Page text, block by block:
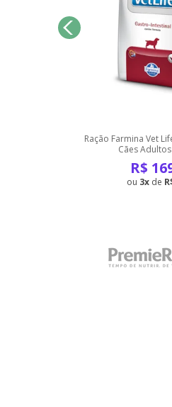
Ração Farmina Vet
Cães
R$
3 de